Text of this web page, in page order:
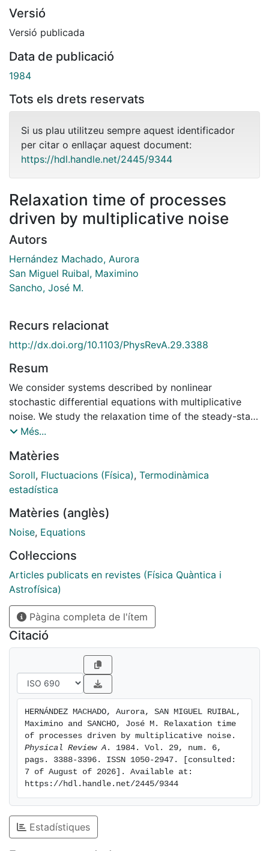
Versió
Versió publicada
Data de publicació
1984
Tots els drets reservats
Si us plau utilitzeu sempre aquest identificador
per citar o enllaçar aquest document:
https://hdl.handle.net/2445/9344
Relaxation time of processes
driven by multiplicative noise
Autors
Hernández Machado, Aurora
San Miguel Ruibal, Maximino
Sancho, José M.
Recurs relacionat
http://dx.doi.org/10.1103/PhysRevA.29.3388
Resum
We consider systems described by nonlinear
stochastic differential equations with multiplicative
noise. We study the relaxation time of the steady-state
correlation function as a function of noise parameters.
prototype model for which numerical data are
available. We discuss the validity of analytical
approximation schemes. For the white-noise case we
This discussion allows us to give a generalization of
the method to the non-white-noise case. Within this
relaxation time as a function of the correlation time of
the noise. This behavior is traced back to the
existence of a non-Markovian term in the equation for
the correlation function.
Més...
Matèries
Soroll, Fluctuacions (Física), Termodinàmica
estadística
Matèries (anglès)
Noise, Equations
Col·leccions
Articles publicats en revistes (Física Quàntica i
Astrofísica)
Pàgina completa de l'ítem
Citació
HERNÁNDEZ MACHADO, Aurora, SAN MIGUEL RUIBAL,
Maximino and SANCHO, José M. Relaxation time
Physical Review A . 1984. Vol. 29, num. 6,
pags. 3388-3396. ISSN 1050-2947. [consulted:
7 of August of 2026]. Available at:
https://hdl.handle.net/2445/9344
Estadístiques